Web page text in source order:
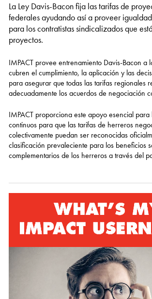
La Ley Davis-Bacon fija las tarifas de
federales ayudando así a proveer
para los contratistas sindicalizados que
proyectos.
IMPACT provee entrenamiento Davis-Bacon a
cubren el cumplimiento, la aplicación y las
para asegurar que todas las tarifas regionales
adecuadamente los acuerdos de negociación
IMPACT proporciona este apoyo esencial para
continuos para que las tarifas de herreros
colectivamente puedan ser reconocidas
clasificación prevaleciente para los beneficios
complementarios de los herreros a través del